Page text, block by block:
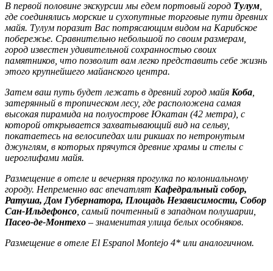
В первой половине экскурсии мы едем портовый город Тулум
где соединялись морские и сухопутные торговые пути древних
майя. Тулум поразит Вас потрясающим видом на Карибское
побережье. Сравнительно небольшой по своим размерам,
город известен удивительной сохранностью своих
памятников, что позволит вам легко представить себе жизнь
этого крупнейшего майанского центра.
Затем ваш путь будет лежать в древний город майя Коба
затерянный в тропическом лесу, где расположена самая
высокая пирамида на полуострове Юкатан (42 метра), с
которой открывается захватывающий вид на сельву,
покатаетесь на велосипедах или рикшах по нетронутым
джунглям, в которых прячутся древние храмы и стелы с
иероглифами майя.
Размещение в отеле и вечерняя прогулка по колониальному
городу. Непременно вас впечатлят Кафедральный собор,
Ратуша, Дом Губернатора, Площадь Независимости, Собор
Сан-Ильдефонсо , самый почтенный в западном полушарии,
Пасео-де-Монтехо – знаменитая улица белых особняков.
Размещение в отеле El Espanol Montejo 4* или аналогичном.